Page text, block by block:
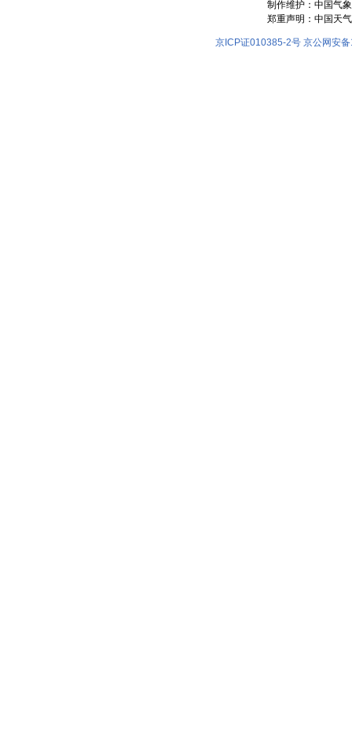
制作维护：中国气
郑重声明：中国天
京ICP证010385-2号 京公网安